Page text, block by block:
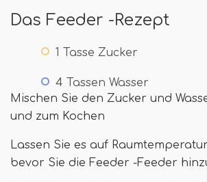
Das Feeder -Rezept
1 Tasse Zucker
4 Tassen Wasser
Mischen Sie den Zucker und
und zum Kochen
Lassen Sie es auf
bevor Sie die Feeder -Feeder